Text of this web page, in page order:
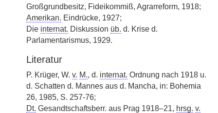
Großgrundbesitz, Fideikommiß, Agrarreform, 1918;
Amerikan. Eindrücke, 1927;
Die internat. Diskussion üb. d. Krise d.
Parlamentarismus, 1929.
Literatur
P. Krüger, W. v. M., d. internat. Ordnung nach 1918 u.
d. Schatten d. Mannes aus d. Mancha, in: Bohemia
26, 1985, S. 257-76;
Dt. Gesandtschaftsberr. aus Prag 1918–21, hrsg. v.